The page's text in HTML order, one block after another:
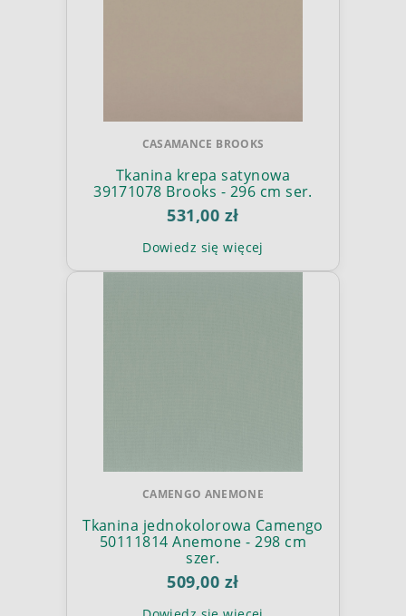
CASAMANCE BROOKS
Tkanina krepa satynowa
39171078 Brooks - 296 cm ser.
531,00 zł
Dowiedz się więcej
CAMENGO ANEMONE
Tkanina jednokolorowa Camengo
50111814 Anemone - 298 cm
szer.
509,00 zł